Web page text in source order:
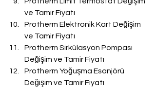
ve Tamir Fiyatı
Protherm Elektronik Kart Değişim
ve Tamir Fiyatı
Protherm Sirkülasyon Pompası
Değişim ve Tamir Fiyatı
Protherm Yoğuşma Esanjörü
Değişim ve Tamir Fiyatı